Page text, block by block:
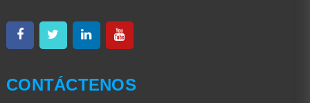
CONTÁCTENOS